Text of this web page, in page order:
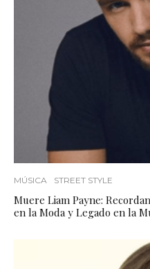
MÚSICA STREET STYLE
Muere Liam Payne:
en la Moda y Legado en la